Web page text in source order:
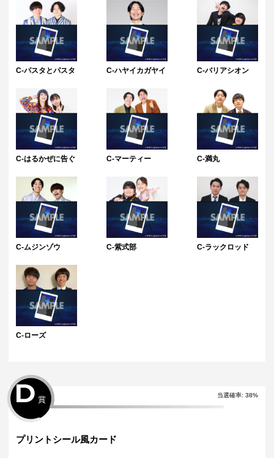
C-パスタとパスタ C-ハヤイカガヤイ C-バリアシオン
C-はるかぜに告ぐ C-マーティー C-満丸
C-ムジンゾウ C-紫式部 C-ラックロッド
C-ローズ
当選確率: 38%
D 賞
プリントシール風カード